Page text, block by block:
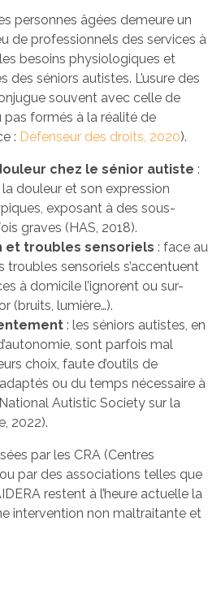
personnes âgées demeure un
de professionnels des services à
besoins physiologiques et
des séniors autistes. L’usure des
souvent avec celle de
formés à la réalité de
: Défenseur des droits, 2020).
chez le sénior autiste :
douleur et son expression
exposant à des sous-
graves (HAS, 2018).
et troubles sensoriels : face au
troubles sensoriels s’accentuent
à domicile l’ignorent ou sur-
(bruits, lumière…).
: les séniors autistes, en
sont parfois mal
choix, faute d’outils de
ou du temps nécessaire à
Autistic Society sur la
2022).
par les CRA (Centres
par des associations telles que
restent à l’heure actuelle la
intervention non maltraitante et